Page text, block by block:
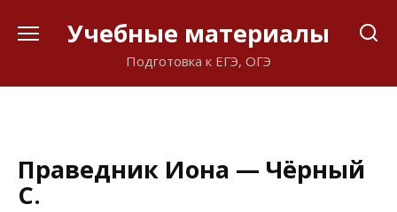
Учебные материалы
Подготовка к ЕГЭ, ОГЭ
Праведник Иона — Чёрный
С.